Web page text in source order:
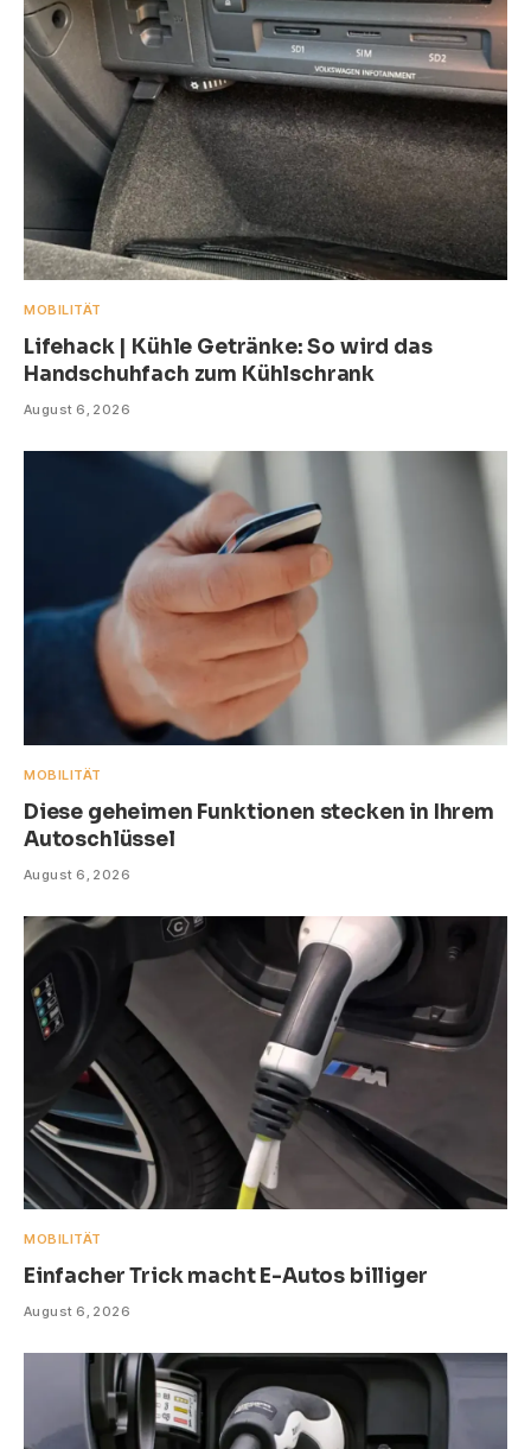
MOBILITÄT
Lifehack | Kühle Getränke: So wird das
Handschuhfach zum Kühlschrank
August 6, 2026
MOBILITÄT
Diese geheimen Funktionen stecken in Ihrem
Autoschlüssel
August 6, 2026
MOBILITÄT
Einfacher Trick macht E-Autos billiger
August 6, 2026